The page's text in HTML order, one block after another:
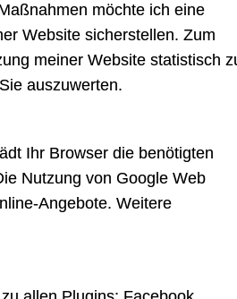
möchte ich eine
Website sicherstellen. Zum
meiner Website statistisch
auszuwerten.
Ihr Browser die benötigten
Nutzung von Google Web
Angebote. Weitere